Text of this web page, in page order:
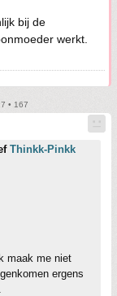
bij de
werkt.
• 167
Thinkk-Pinkk
maak me niet
ergens